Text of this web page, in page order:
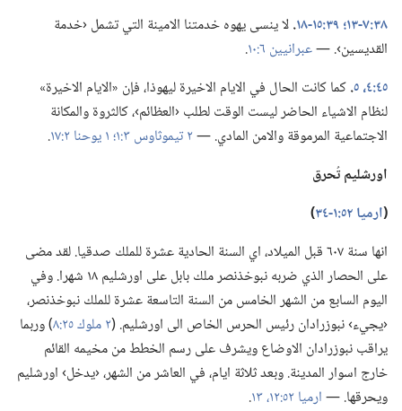
٣٨:‏٧-‏١٣؛‏
٣٩:‏١٥-‏١٨ ‏.‏لا ينسى يهوه خدمتنا الامينة التي تشمل ‹خدمة
القديسين›.‏ —‏عبرانيين ٦:‏١٠
‏.‏
٤٥:‏٤،‏ ٥
‏.‏كما كانت الحال في الايام الاخيرة ليهوذا،‏ فإن «الايام الاخيرة»
لنظام الاشياء الحاضر ليست الوقت لطلب ‹العظائم›،‏ كالثروة والمكانة
الاجتماعية المرموقة والامن المادي.‏ —‏٢ تيموثاوس ٣:‏١؛‏
‏.‏
اورشليم تُحرق
‏(‏ارميا ٥٢:‏١-‏٣٤
‏)‏
انها سنة ٦٠٧ قبل الميلاد،‏ اي السنة الحادية عشرة للملك صدقيا.‏ لقد مضى
على الحصار الذي ضربه نبوخذنصر ملك بابل على اورشليم ١٨ شهرا.‏ وفي
اليوم السابع من الشهر الخامس من السنة التاسعة عشرة للملك نبوخذنصر،‏
‹يجيء› نبوزرادان رئيس الحرس الخاص الى اورشليم.‏ (‏٢ ملوك ٢٥:‏٨
‏)‏ وربما
يراقب نبوزرادان الاوضاع ويشرف على رسم الخطط من مخيمه القائم
خارج اسوار المدينة.‏ وبعد ثلاثة ايام،‏ في العاشر من الشهر،‏ ‹يدخل› اورشليم
ويحرقها.‏ —‏ارميا ٥٢:‏١٢،‏ ١٣
‏.‏